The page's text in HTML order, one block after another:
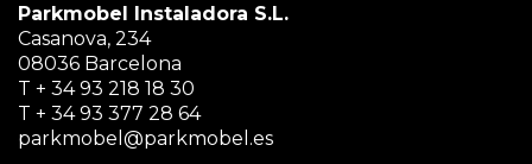
Parkmobel Instaladora S.L.
Casanova, 234
08036 Barcelona
T + 34 93 218 18 30
T + 34 93 377 28 64
parkmobel@parkmobel.es